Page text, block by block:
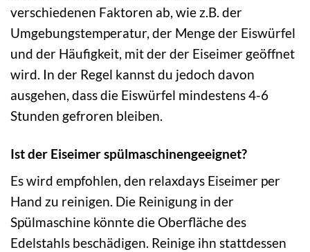
verschiedenen Faktoren ab, wie z.B. der
Umgebungstemperatur, der Menge der Eiswürfel
und der Häufigkeit, mit der der Eiseimer geöffnet
wird. In der Regel kannst du jedoch davon
ausgehen, dass die Eiswürfel mindestens 4-6
Stunden gefroren bleiben.
Ist der Eiseimer spülmaschinengeeignet?
Es wird empfohlen, den relaxdays Eiseimer per
Hand zu reinigen. Die Reinigung in der
Spülmaschine könnte die Oberfläche des
Edelstahls beschädigen. Reinige ihn stattdessen